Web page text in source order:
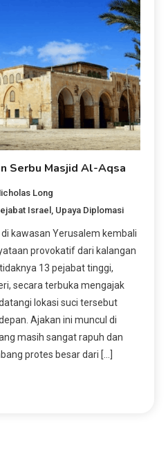
Serbu Masjid Al-Aqsa
Long
Israel Upaya Diplomasi
kawasan Yerusalem kembali
provokatif dari kalangan
13 pejabat tinggi,
secara terbuka mengajak
lokasi suci tersebut
Ajakan ini muncul di
masih sangat rapuh dan
protes besar dari […]